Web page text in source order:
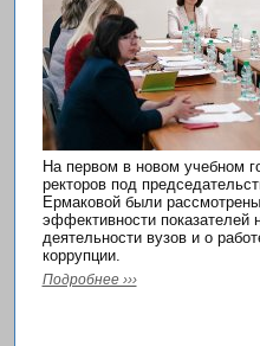
На первом в новом учебном
ректоров под
Ермаковой были
эффективности показателей
деятельности вузов и о
коррупции.
Подробнее ›››